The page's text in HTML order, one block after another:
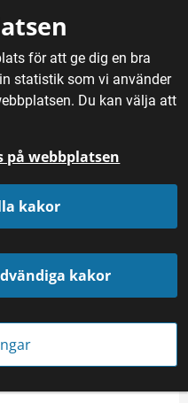
för att ge dig en bra
statistik som vi använder
Du kan välja att
på webbplatsen
kakor
kakor
/ Ramslök